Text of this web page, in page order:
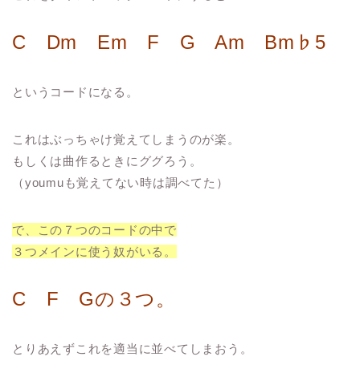
C Dm Em F G Am Bm♭5
というコードになる。
これはぶっちゃけ覚えてしまうのが楽。
もしくは曲作るときにググろう。
（youmuも覚えてない時は調べてた）
で、この７つのコードの中で
３つメインに使う奴がいる。
C F Gの３つ。
とりあえずこれを適当に並べてしまおう。